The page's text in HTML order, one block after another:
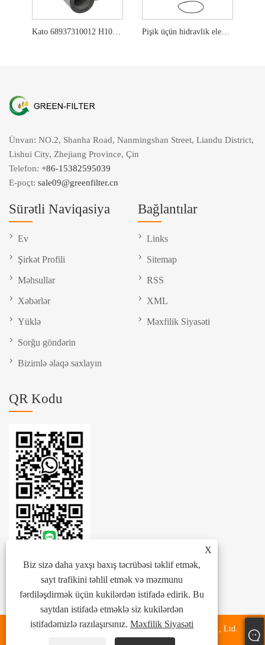
Kato 68937310012 H1015 P502184 üçün hidravlik element
X
Biz sizə daha yaxşı baxış təcrübəsi təklif etmək,
sayt trafikini təhlil etmək və məzmunu
fərdiləşdirmək üçün kukilərdən istifadə edirik. Bu
saytdan istifadə etməklə siz kukilərdən
istifadəmizlə razılaşırsınız.Məxfilik Siyasəti
Ünvan: NO.2, Shanha Road, Nanmingshan Street, Liandu District,
Lishui City, Zhejiang Province, Çin
Telefon: +86-15382595039
E-poçt: sale09@greenfilter.cn
Sürətli Naviqasiya
Ev
Şirkət Profili
Məhsullar
Xəbərlər
Yüklə
Sorğu göndərin
Bizimlə əlaqə saxlayın
Bağlantılar
Links
Sitemap
RSS
XML
Məxfilik Siyasəti
QR Kodu
Copyright © 2024 Zhejiang Zhenhang International Trade Co., Ltd.